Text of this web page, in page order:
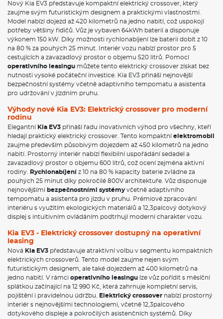
Nový Kia EV3 představuje kompaktní elektrický crossover, který
zaujme svým futuristickým designem a praktickými vlastnostmi.
Model nabízí dojezd až 420 kilometrů na jedno nabití, což uspokojí
potřeby většiny řidičů. Vůz je vybaven 64kWh baterií a disponuje
výkonem 150 kW. Díky možnosti rychlonabíjení lze baterii dobít z 10
na 80 % za pouhých 25 minut. Interiér vozu nabízí prostor pro 5
cestujících a zavazadlový prostor o objemu 520 litrů. Pomocí
operativního leasingu můžete tento elektrický crossover získat bez
nutnosti vysoké počáteční investice. Kia EV3 přináší nejnovější
bezpečnostní systémy včetně adaptivního tempomatu a asistenta
pro udržování v jízdním pruhu.
Výhody nové Kia EV3: Elektrický crossover pro moderní
rodinu
Elegantní Kia EV3 přináší řadu inovativních výhod pro všechny, kteří
hledají praktický elektrický crossover. Tento kompaktní elektromobil
zaujme především působivým dojezdem až 450 kilometrů na jedno
nabití. Prostorný interiér nabízí flexibilní uspořádání sedadel a
zavazadlový prostor o objemu 600 litrů, což ocení zejména aktivní
rodiny.
Rychlonabíjení z 10 na 80 % kapacity baterie zvládne za
pouhých 25 minut díky pokročilé 800V architektuře. Vůz disponuje
nejnovějšími bezpečnostními systémy včetně adaptivního
tempomatu a asistenta pro jízdu v pruhu. Prémiové zpracování
interiéru s využitím ekologických materiálů a 12,3palcový dotykový
displej s intuitivním ovládáním podtrhují moderní charakter vozu.
Kia EV3 - Elektrický crossover dostupný na operativní
leasing
Nová Kia EV3 představuje atraktivní volbu v segmentu kompaktních
elektrických crossoverů. Tento model zaujme nejen svým
futuristickým designem, ale také dojezdem až 400 kilometrů na
jedno nabití. V rámci operativního leasingu lze vůz pořídit s měsíční
splátkou začínající na 12 990 Kč, která zahrnuje kompletní servis,
pojištění i pravidelnou údržbu.
Elektrický crossover nabízí prostorný
interiér s nejnovějšími technologiemi, včetně 12,3palcového
dotykového displeje a pokročilých asistenčních systémů. Díky